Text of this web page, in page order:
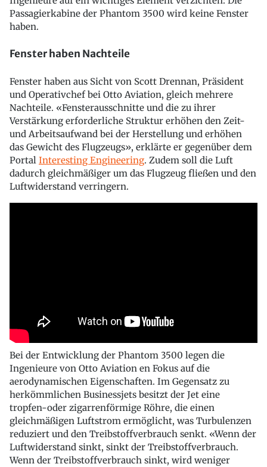
Passagierkabine der Phantom 3500 wird keine Fenster
haben.
Fenster haben Nachteile
Fenster haben aus Sicht von Scott Drennan, Präsident
und Operativchef bei Otto Aviation, gleich mehrere
Nachteile. «Fensterausschnitte und die zu ihrer
Verstärkung erforderliche Struktur erhöhen den Zeit-
und Arbeitsaufwand bei der Herstellung und erhöhen
das Gewicht des Flugzeugs», erklärte er gegenüber dem
Portal Interesting Engineering. Zudem soll die Luft
dadurch gleichmäßiger um das Flugzeug fließen und den
Luftwiderstand verringern.
Bei der Entwicklung der Phantom 3500 legen die
Ingenieure von Otto Aviation en Fokus auf die
aerodynamischen Eigenschaften. Im Gegensatz zu
herkömmlichen Businessjets besitzt der Jet eine
tropfen-oder zigarrenförmige Röhre, die einen
gleichmäßigen Luftstrom ermöglicht, was Turbulenzen
reduziert und den Treibstoffverbrauch senkt. «Wenn der
Luftwiderstand sinkt, sinkt der Treibstoffverbrauch.
Wenn der Treibstoffverbrauch sinkt, wird weniger